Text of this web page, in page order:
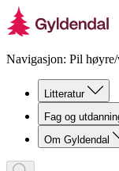
Navigasjon: Pil
Litteratur
Fag og
Om Gyldendal